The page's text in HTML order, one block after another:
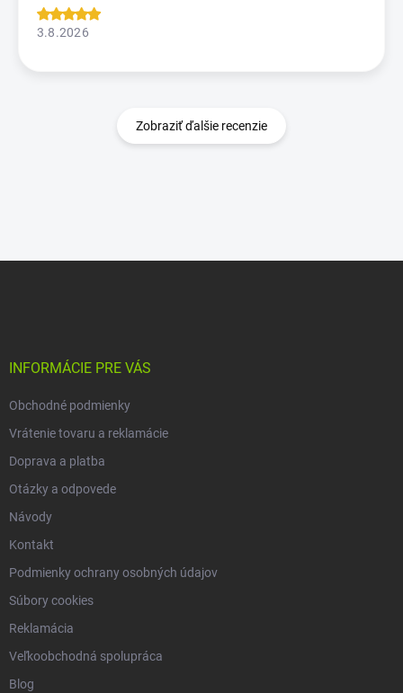
3.8.2026
Zobraziť ďalšie recenzie
INFORMÁCIE PRE VÁS
Obchodné podmienky
Vrátenie tovaru a reklamácie
Doprava a platba
Otázky a odpovede
Návody
Kontakt
Podmienky ochrany osobných údajov
Súbory cookies
Reklamácia
Veľkoobchodná spolupráca
Blog